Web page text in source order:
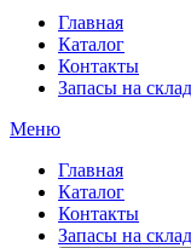
Главная
Каталог
Контакты
Запасы на
Меню
Главная
Каталог
Контакты
Запасы на